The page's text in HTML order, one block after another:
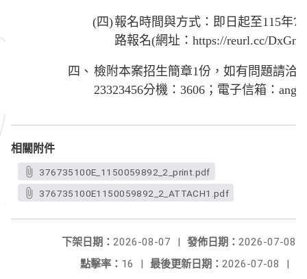
(四)報名時間與方式：即日起至115年7
路報名(網址：https://reurl.cc/
四、 檢附本案招生簡章1份，如有問題請洽
23323456分機：3606；電子信箱：
相關附件
376735100E_1150059892_2_print.pdf
376735100E1150059892_2_ATTACH1.pdf
發佈日期： 2026-07-08
下架日期： 2026-08-07
|
最後更新日期： 2026-07-08 |
點擊率： 16 |